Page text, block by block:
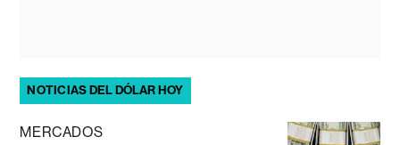
NOTICIAS DEL DÓLAR HOY
MERCADOS